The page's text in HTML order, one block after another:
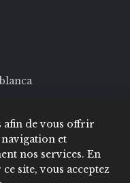
afin de vous offrir
et
nos services. En
site, vous acceptez